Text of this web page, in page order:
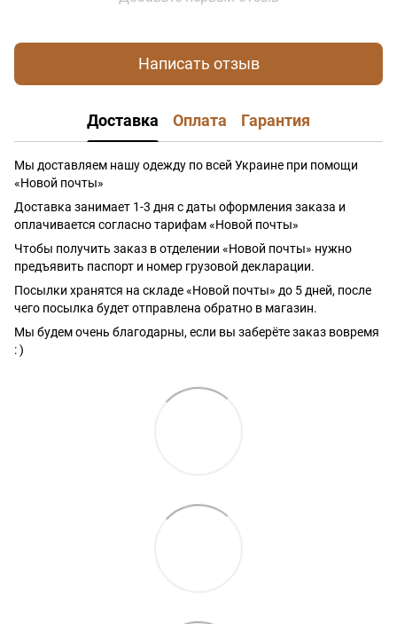
Написать отзыв
Доставка Оплата Гарантия
Мы доставляем нашу одежду по всей Украине при помощи
«Новой почты»
Доставка занимает 1-3 дня с даты оформления заказа и
оплачивается согласно тарифам «Новой почты»
Чтобы получить заказ в отделении «Новой почты» нужно
предъявить паспорт и номер грузовой декларации.
Посылки хранятся на складе «Новой почты» до 5 дней, после
чего посылка будет отправлена обратно в магазин.
Мы будем очень благодарны, если вы заберёте заказ вовремя
: )